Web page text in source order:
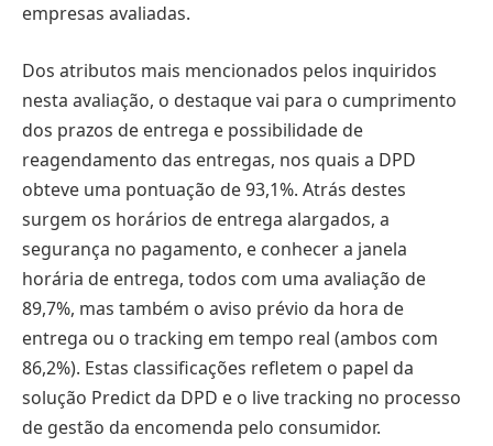
empresas avaliadas.
Dos atributos mais mencionados pelos inquiridos
nesta avaliação, o destaque vai para o cumprimento
dos prazos de entrega e possibilidade de
reagendamento das entregas, nos quais a DPD
obteve uma pontuação de 93,1%. Atrás destes
surgem os horários de entrega alargados, a
segurança no pagamento, e conhecer a janela
horária de entrega, todos com uma avaliação de
89,7%, mas também o aviso prévio da hora de
entrega ou o tracking em tempo real (ambos com
86,2%). Estas classificações refletem o papel da
solução Predict da DPD e o live tracking no processo
de gestão da encomenda pelo consumidor.